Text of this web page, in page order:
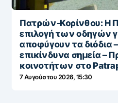
Πατρών-Κορίνθου: Η
επιλογή των οδηγών
αποφύγουν τα διόδια
επικίνδυνα σημεία –
κοινοτήτων στο
7 Αυγούστου 2026, 15:30